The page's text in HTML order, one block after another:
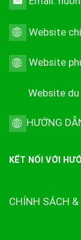
Website
Website
Website du
HƯỚNG
KẾT NỐI VỚI
CHÍNH SÁCH